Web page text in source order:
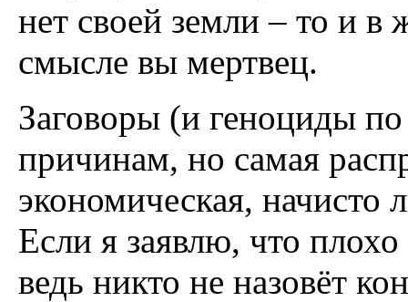
нет своей земли – то и в
смысле вы мертвец.
Заговоры (и геноциды
причинам, но самая
экономическая, начисто
Если я заявлю, что
ведь никто не назовёт